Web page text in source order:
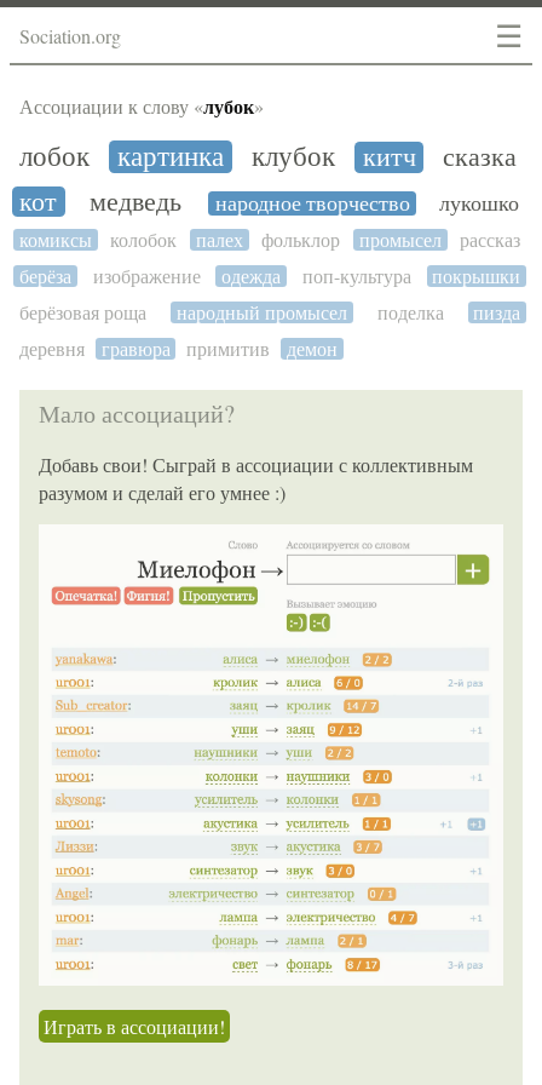
☰
Sociation.org
Ассоциации к слову «лубок»
лобок картинка клубок китч
сказка
кот
медведь народное творчество лукошко
комиксы колобок палех фольклор промысел
рассказ
берёза
изображение одежда поп-культура
покрышки
берёзовая роща
народный промысел поделка
пизда
деревня
гравюра примитив демон
Мало ассоциаций?
Добавь свои! Сыграй в ассоциации с коллективным
разумом и сделай его умнее :)
Играть в ассоциации!